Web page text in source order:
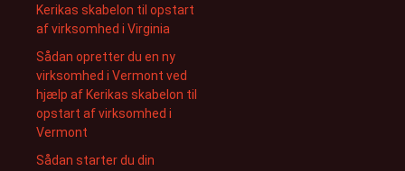
Kerikas skabelon til opstart
af virksomhed i Virginia
Sådan opretter du en ny
virksomhed i Vermont ved
hjælp af Kerikas skabelon til
opstart af virksomhed i
Vermont
Sådan starter du din